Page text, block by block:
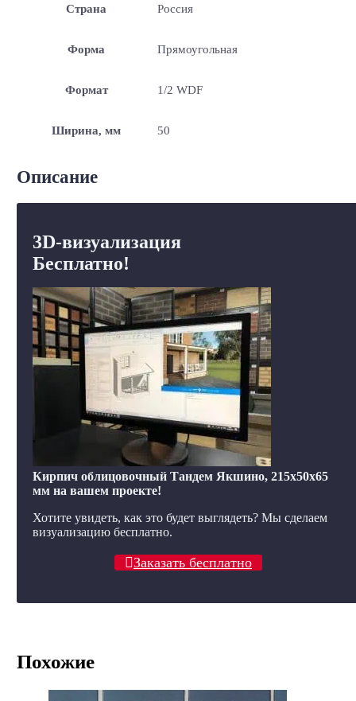
Страна Россия
Форма Прямоугольная
Формат 1/2 WDF
Ширина, мм 50
Описание
3D-визуализация
Бесплатно!
Кирпич облицовочный Тандем Якшино, 215x50x65
мм на вашем проекте!
Хотите увидеть, как это будет выглядеть? Мы сделаем
визуализацию бесплатно.
Заказать бесплатно
Похожие